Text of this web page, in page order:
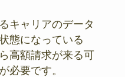
キャリアのデータ
態になっている
高額請求が来る可
必要です。